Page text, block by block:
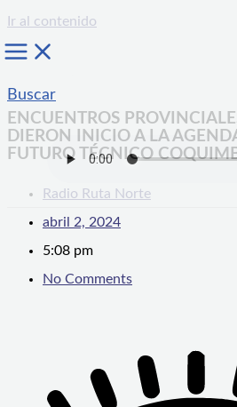
Ir al contenido
Buscar
ENCUENTROS
DIERON INICIO A LA
FUTURO TÉCNICO
Radio Ruta Norte
abril 2, 2024
5:08 pm
No Comments